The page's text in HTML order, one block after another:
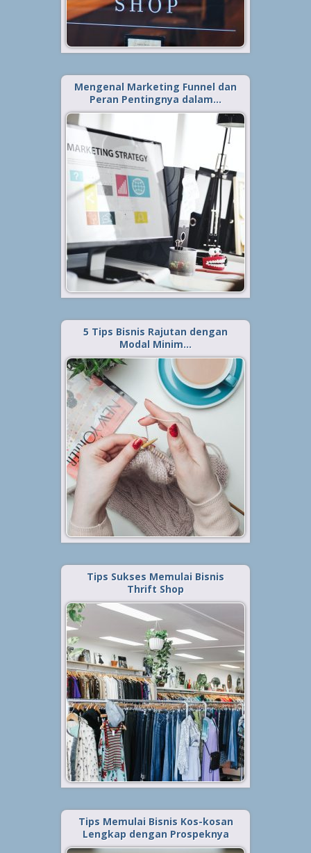
Baca Selengkapnya »
Mengenal Marketing Funnel dan
Peran Pentingnya dalam…
Diterbitkan tanggal 25 Mei 2021, dalam kategori
Strategi marketing funnel mungkin
masih terdengar asing di telinga
sebagian orang. Padahal bisa
dibilang, strategi pemasaran yang
satu ini cukup banyak digunakan
brand-brand besar dalam
menjangkau pangsa pasar
mereka. Bahkan, strategi
marketing...
Baca Selengkapnya »
5 Tips Bisnis Rajutan dengan
Modal Minim…
Diterbitkan tanggal 22 Mei 2021, dalam kategori
Bisnis
Bisnis merajut atau menghasilkan
barang rajutan belakangan cukup
banyak diminati. Khususnya bagi
mereka yang ingin menjalankan
usaha atau bisnis dengan modal
yang tak begitu besar namun
memiliki nilai jual yang tinggi.
Dalam...
Baca Selengkapnya »
Tips Sukses Memulai Bisnis
Thrift Shop
Diterbitkan tanggal 10 Mei 2021, dalam kategori
Bisnis
,
Tips
.
Istilah thrift shop belakangan
cukup sering digunakan dan
banyak kita temui di berbagai
macam sosial media hingga e-
commerce. Secara harfiah, kata
‘thrift’ berarti penghematan dan
‘shop’ adalah toko. Jadi jika
digabungkan kedua...
Baca Selengkapnya »
Tips Memulai Bisnis Kos-kosan
Lengkap dengan Prospeknya